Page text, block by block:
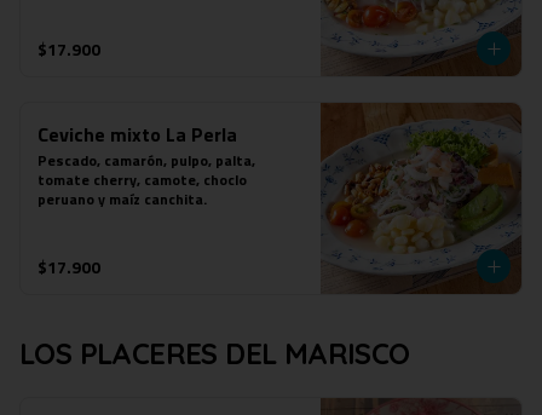
$17.900
Ceviche mixto La Perla
Pescado, camarón, pulpo, palta,
tomate cherry, camote, choclo
peruano y maíz canchita.
$17.900
LOS PLACERES DEL MARISCO